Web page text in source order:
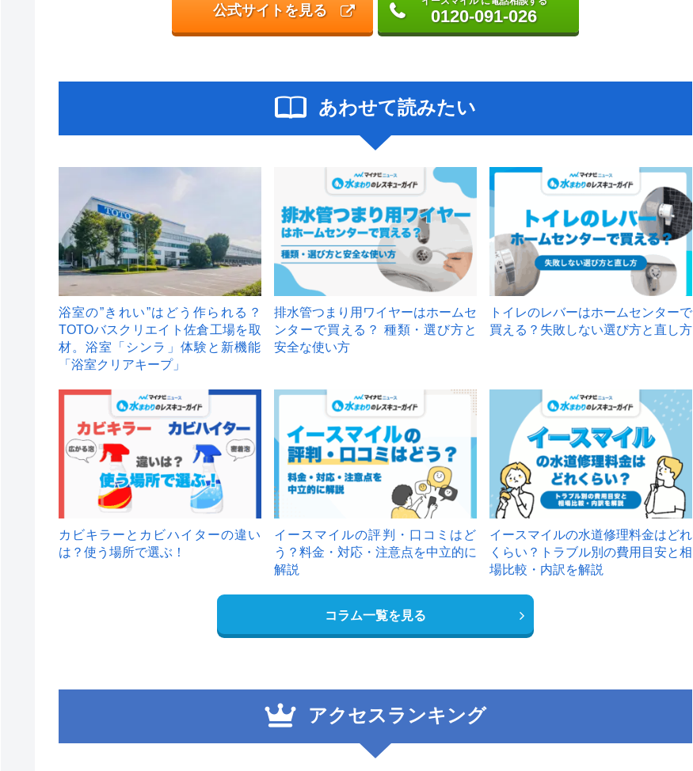
公式サイトを見る 0120-091-026
あわせて読みたい
浴室の”きれい”はどう作られる？
TOTOバスクリエイト佐倉工場を取
材。浴室「シンラ」体験と新機能
「浴室クリアキープ」
排水管つまり用ワイヤーはホームセ
ンターで買える？ 種類・選び方と
安全な使い方
トイレのレバーはホームセンターで
買える？失敗しない選び方と直し方
カビキラーとカビハイターの違い
は？使う場所で選ぶ！
イースマイルの評判・口コミはど
う？料金・対応・注意点を中立的に
解説
イースマイルの水道修理料金はどれ
くらい？トラブル別の費用目安と相
場比較・内訳を解説
コラム一覧を見る
アクセスランキング